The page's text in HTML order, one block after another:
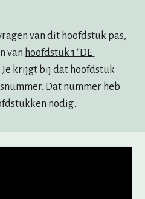
van dit hoofdstuk pas,
van hoofdstuk 1 "DE
Je krijgt bij dat hoofdstuk
Dat nummer heb
nodig.